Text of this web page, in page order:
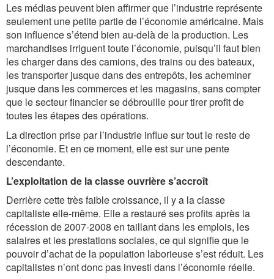
Les médias peuvent bien affirmer que l’industrie représente
seulement une petite partie de l’économie américaine. Mais
son influence s’étend bien au-delà de la production. Les
marchandises irriguent toute l’économie, puisqu’il faut bien
les charger dans des camions, des trains ou des bateaux,
les transporter jusque dans des entrepôts, les acheminer
jusque dans les commerces et les magasins, sans compter
que le secteur financier se débrouille pour tirer profit de
toutes les étapes des opérations.
La direction prise par l’industrie influe sur tout le reste de
l’économie. Et en ce moment, elle est sur une pente
descendante.
L’exploitation de la classe ouvrière s’accroît
Derrière cette très faible croissance, il y a la classe
capitaliste elle-même. Elle a restauré ses profits après la
récession de 2007-2008 en taillant dans les emplois, les
salaires et les prestations sociales, ce qui signifie que le
pouvoir d’achat de la population laborieuse s’est réduit. Les
capitalistes n’ont donc pas investi dans l’économie réelle.